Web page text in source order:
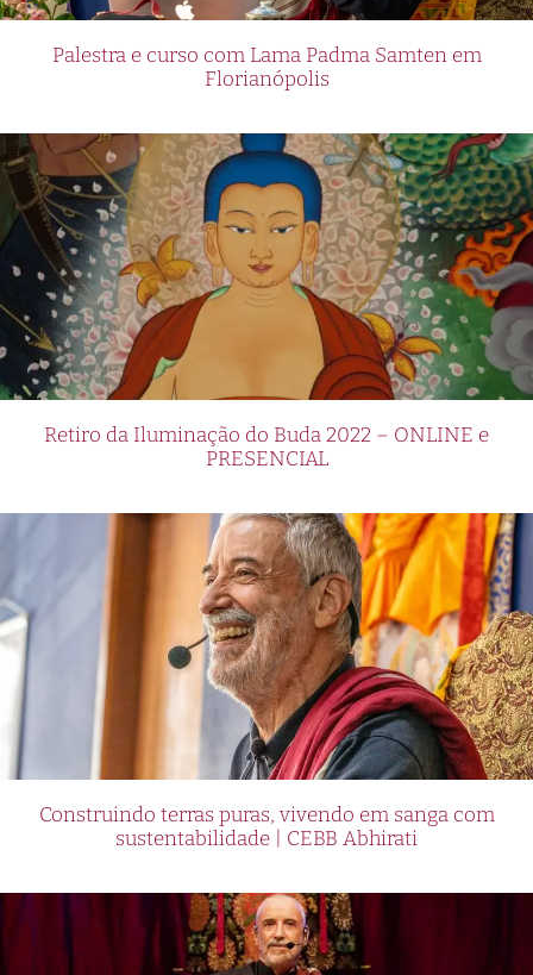
Palestra e curso com Lama Padma Samten em
Florianópolis
Retiro da Iluminação do Buda 2022 – ONLINE e
PRESENCIAL
Construindo terras puras, vivendo em sanga com
sustentabilidade | CEBB Abhirati